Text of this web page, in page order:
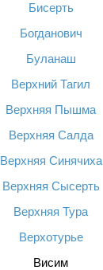
Бисерть
Богданович
Буланаш
Верхний Тагил
Верхняя Пышма
Верхняя Салда
Верхняя Синячиха
Верхняя Сысерть
Верхняя Тура
Верхотурье
Висим